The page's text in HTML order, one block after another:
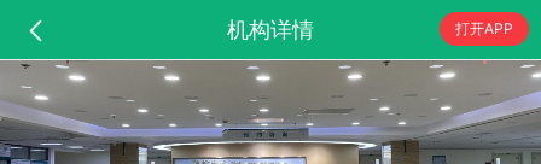
机构详情 打开APP